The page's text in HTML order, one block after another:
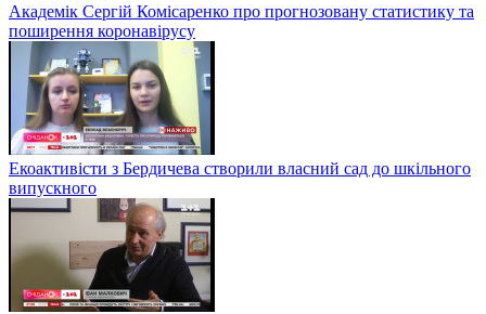
Академік Сергій Комісаренко про прогнозовану статистику та
поширення коронавірусу
Екоактивісти з Бердичева створили власний сад до шкільного
випускного